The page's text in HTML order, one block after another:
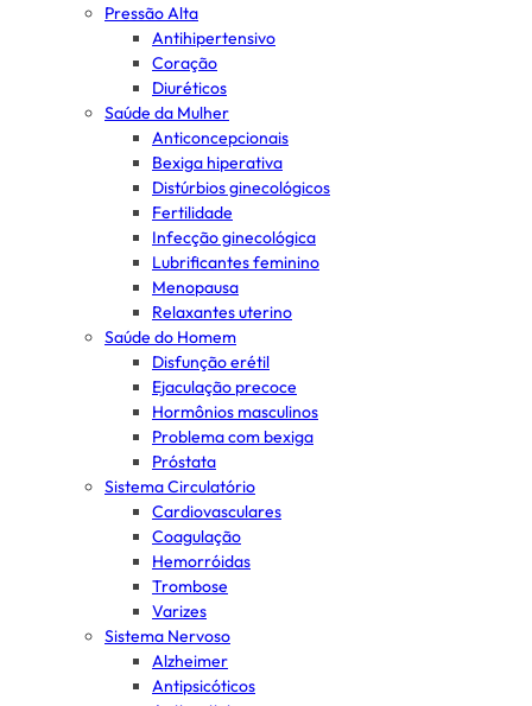
Pressão Alta
Antihipertensivo
Coração
Diuréticos
Saúde da Mulher
Anticoncepcionais
Bexiga hiperativa
Distúrbios ginecológicos
Fertilidade
Infecção ginecológica
Lubrificantes feminino
Menopausa
Relaxantes uterino
Saúde do Homem
Disfunção erétil
Ejaculação precoce
Hormônios masculinos
Problema com bexiga
Próstata
Sistema Circulatório
Cardiovasculares
Coagulação
Hemorróidas
Trombose
Varizes
Sistema Nervoso
Alzheimer
Antipsicóticos